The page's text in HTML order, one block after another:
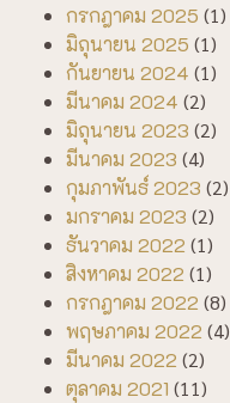
กรกฎาคม 2025 (1)
มิถุนายน 2025 (1)
กันยายน 2024 (1)
มีนาคม 2024 (2)
มิถุนายน 2023 (2)
มีนาคม 2023 (4)
กุมภาพันธ์ 2023 (2)
มกราคม 2023 (2)
ธันวาคม 2022 (1)
สิงหาคม 2022 (1)
กรกฎาคม 2022 (8)
พฤษภาคม 2022 (4)
มีนาคม 2022 (2)
ตุลาคม 2021 (11)